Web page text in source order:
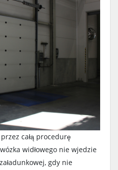
całą procedurę
widłowego nie wjedzie
gdy nie